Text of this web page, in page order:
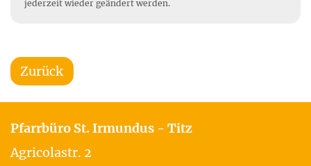
jederzeit wieder geändert werden.
Zurück
Pfarrbüro St. Irmundus - Titz
Agricolastr. 2